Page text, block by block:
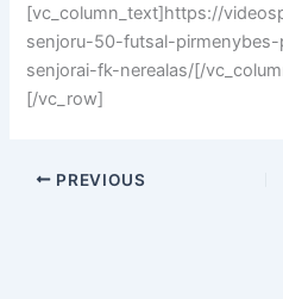
[vc_column_text]https://
senjoru-50-futsal-
senjorai-fk-nerealas/[/
[/vc_row]
PREVIOUS